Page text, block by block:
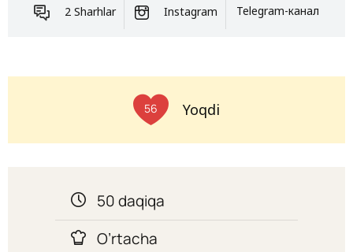
2 Sharhlar Instagram Telegram-канал
56 Yoqdi
50 daqiqa
O’rtacha